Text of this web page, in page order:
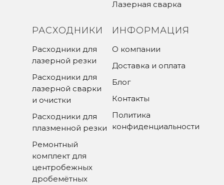
Лазерная сварка
РАСХОДНИКИ
Расходники для
лазерной резки
Расходники для
лазерной сварки
и очистки
Расходники для
плазменной резки
Ремонтный
комплект для
центробежных
дробемётных
ИНФОРМАЦИЯ
О компании
Доставка и оплата
Блог
Контакты
Политика
конфиденциальности